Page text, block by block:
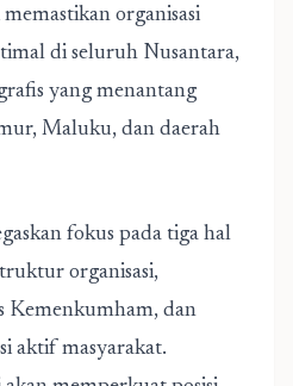
organisasi
di seluruh Nusantara,
yang menantang
Maluku, dan daerah
fokus pada tiga hal
organisasi,
Kemenkumham, dan
aktif masyarakat.